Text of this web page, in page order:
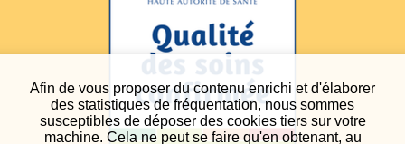
Afin de vous proposer du contenu enrichi et d'élaborer
des statistiques de fréquentation, nous sommes
susceptibles de déposer des cookies tiers sur votre
machine. Cela ne peut se faire qu'en obtenant, au